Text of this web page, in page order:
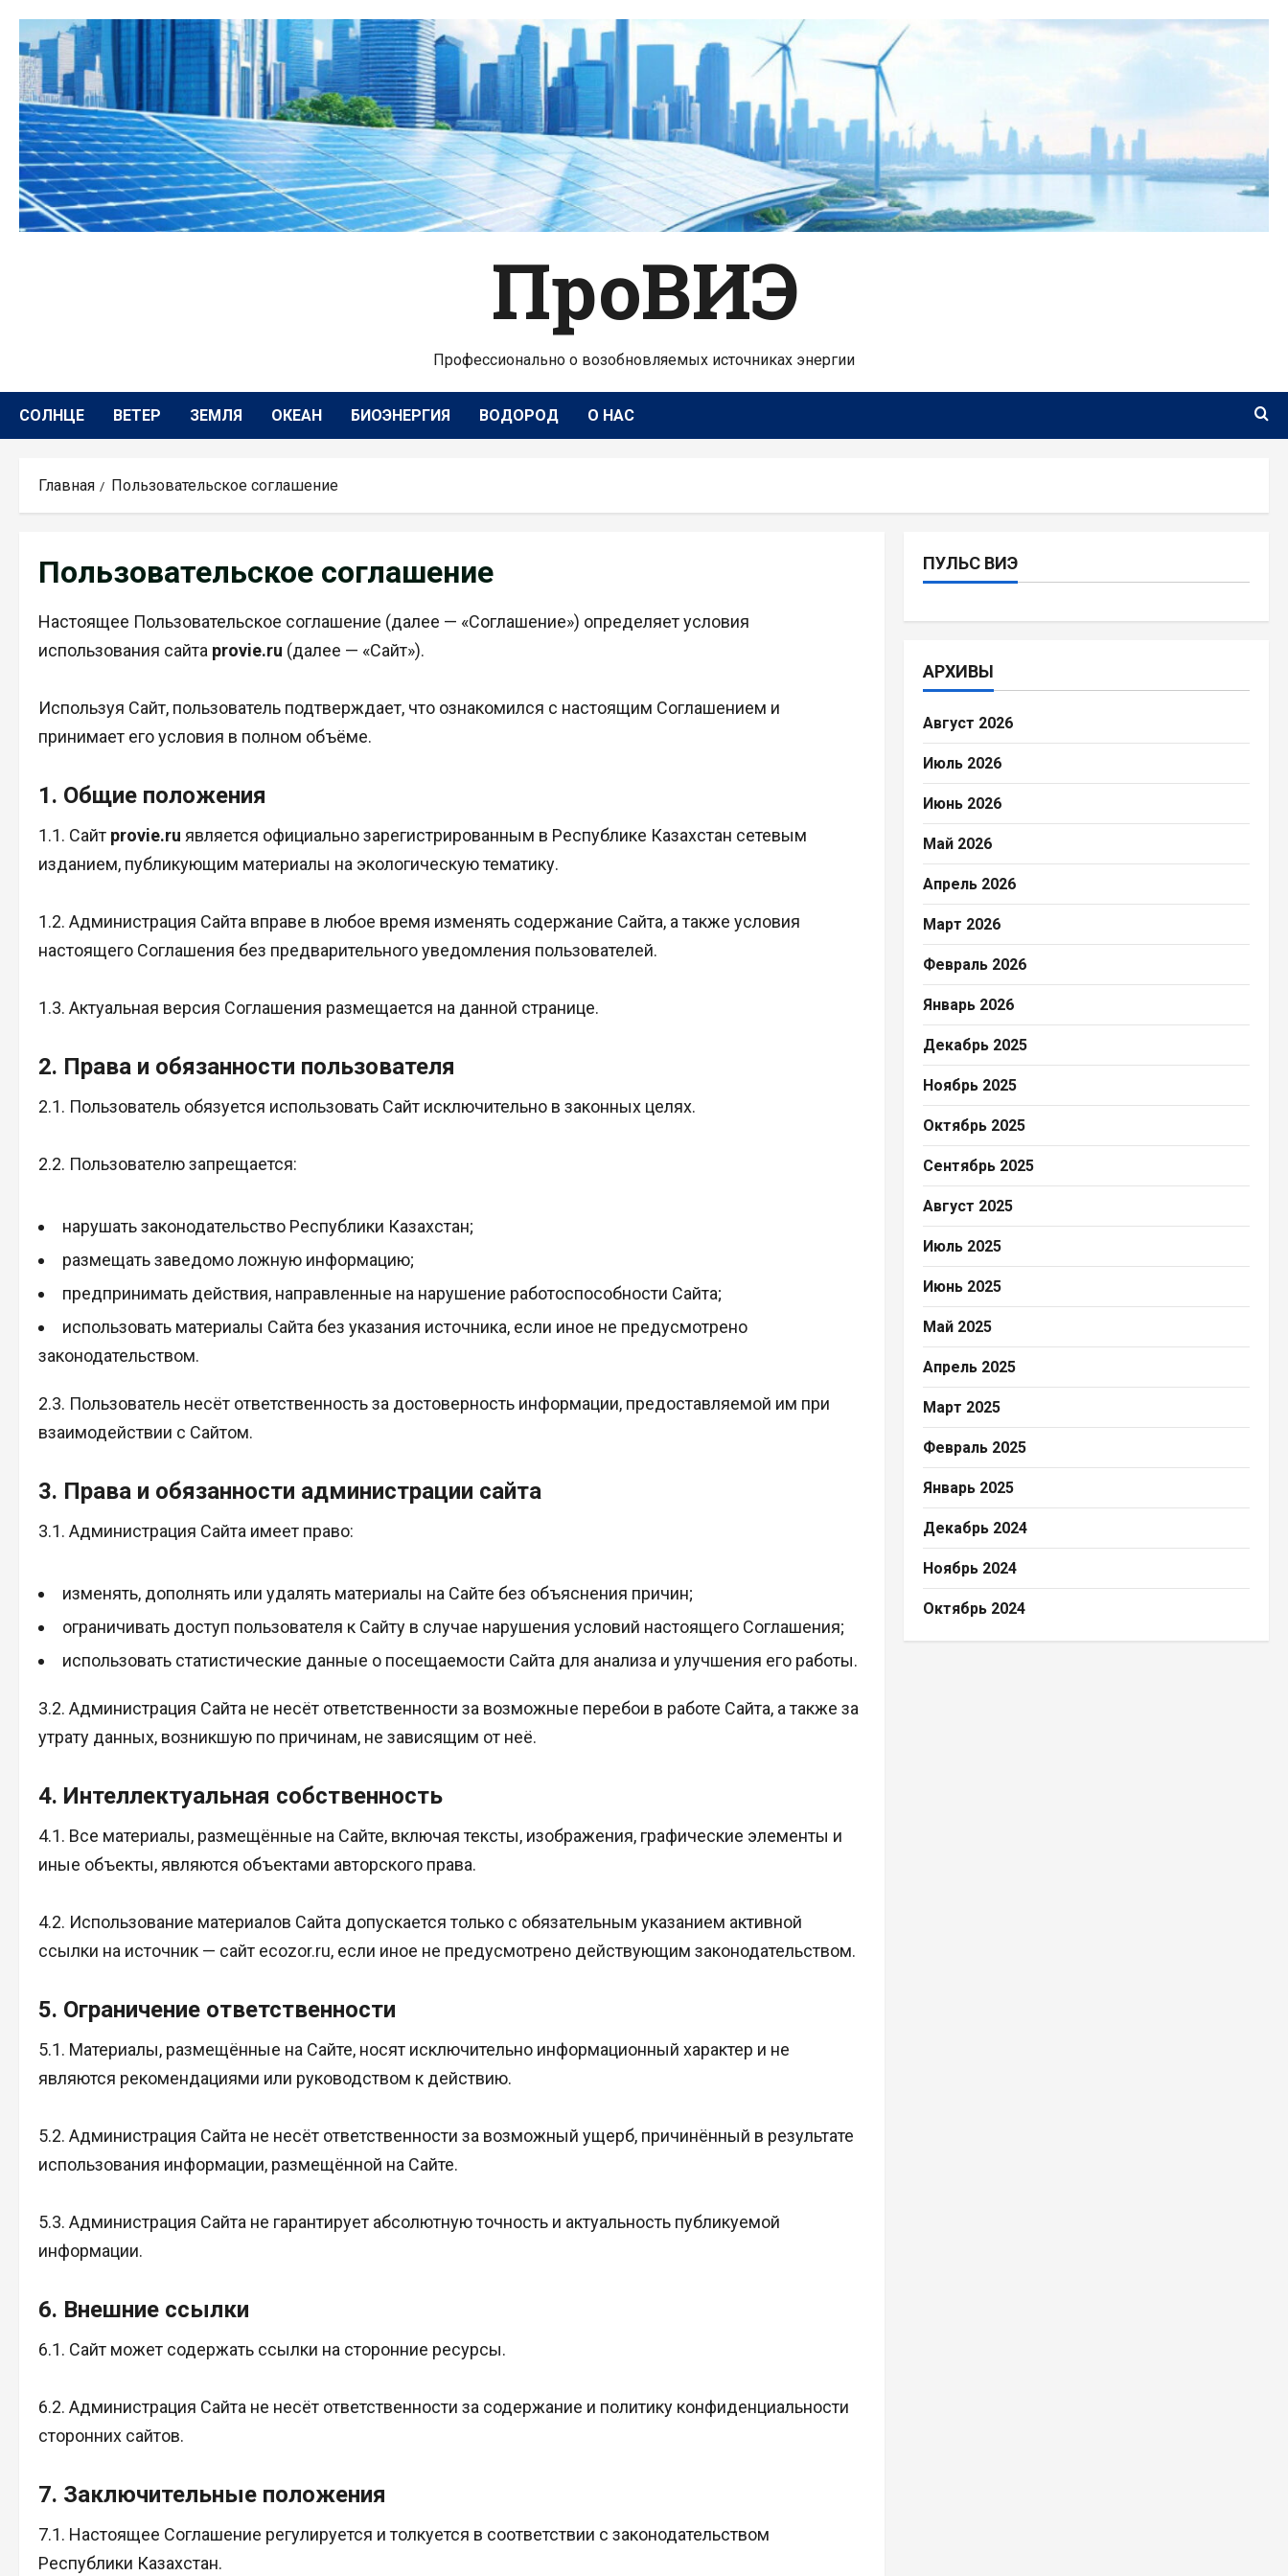
содержимому
ПроВИЭ
Профессионально о возобновляемых источниках энергии
СОЛНЦЕ ВЕТЕР ЗЕМЛЯ ОКЕАН БИОЭНЕРГИЯ ВОДОРОД О НАС
Главная Пользовательское соглашение
Пользовательское соглашение
Настоящее Пользовательское соглашение (далее — «Соглашение») определяет условия
использования сайта provie.ru (далее — «Сайт»).
Используя Сайт, пользователь подтверждает, что ознакомился с настоящим Соглашением и
принимает его условия в полном объёме.
1. Общие положения
1.1. Сайт provie.ru является официально зарегистрированным в Республике Казахстан сетевым
изданием, публикующим материалы на экологическую тематику.
1.2. Администрация Сайта вправе в любое время изменять содержание Сайта, а также условия
настоящего Соглашения без предварительного уведомления пользователей.
1.3. Актуальная версия Соглашения размещается на данной странице.
2. Права и обязанности пользователя
2.1. Пользователь обязуется использовать Сайт исключительно в законных целях.
2.2. Пользователю запрещается:
нарушать законодательство Республики Казахстан;
размещать заведомо ложную информацию;
предпринимать действия, направленные на нарушение работоспособности Сайта;
использовать материалы Сайта без указания источника, если иное не предусмотрено
законодательством.
2.3. Пользователь несёт ответственность за достоверность информации, предоставляемой им при
взаимодействии с Сайтом.
3. Права и обязанности администрации сайта
3.1. Администрация Сайта имеет право:
изменять, дополнять или удалять материалы на Сайте без объяснения причин;
ограничивать доступ пользователя к Сайту в случае нарушения условий настоящего Соглашения;
использовать статистические данные о посещаемости Сайта для анализа и улучшения его работы.
3.2. Администрация Сайта не несёт ответственности за возможные перебои в работе Сайта, а также за
утрату данных, возникшую по причинам, не зависящим от неё.
4. Интеллектуальная собственность
4.1. Все материалы, размещённые на Сайте, включая тексты, изображения, графические элементы и
иные объекты, являются объектами авторского права.
4.2. Использование материалов Сайта допускается только с обязательным указанием активной
ссылки на источник — сайт ecozor.ru, если иное не предусмотрено действующим законодательством.
5. Ограничение ответственности
5.1. Материалы, размещённые на Сайте, носят исключительно информационный характер и не
являются рекомендациями или руководством к действию.
5.2. Администрация Сайта не несёт ответственности за возможный ущерб, причинённый в результате
использования информации, размещённой на Сайте.
5.3. Администрация Сайта не гарантирует абсолютную точность и актуальность публикуемой
информации.
6. Внешние ссылки
6.1. Сайт может содержать ссылки на сторонние ресурсы.
6.2. Администрация Сайта не несёт ответственности за содержание и политику конфиденциальности
сторонних сайтов.
7. Заключительные положения
7.1. Настоящее Соглашение регулируется и толкуется в соответствии с законодательством
Республики Казахстан.
ПУЛЬС ВИЭ
АРХИВЫ
Август 2026
Июль 2026
Июнь 2026
Май 2026
Апрель 2026
Март 2026
Февраль 2026
Январь 2026
Декабрь 2025
Ноябрь 2025
Октябрь 2025
Сентябрь 2025
Август 2025
Июль 2025
Июнь 2025
Май 2025
Апрель 2025
Март 2025
Февраль 2025
Январь 2025
Декабрь 2024
Ноябрь 2024
Октябрь 2024